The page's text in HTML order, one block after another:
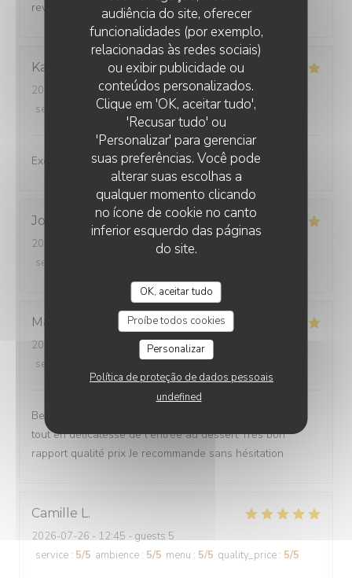
audiência do site, oferecer
funcionalidades (por exemplo,
relacionadas às redes sociais)
ou exibir publicidade ou
conteúdos personalizados.
Clique em 'OK, aceitar tudo',
'Recusar tudo' ou
'Personalizar' para gerenciar
suas preferências. Você pode
alterar suas escolhas a
qualquer momento clicando
no ícone de cookie no canto
inferior esquerdo das páginas
do site.
OK, aceitar tudo
Proíbe todos cookies
Personalizar
Política de proteção de dados pessoais
undefined
revenir🤣
Karen
2026-07-24
- 13:00 - guests 2
service
ambience:5 /5 menu:5/5 quality_price
Excellent experience!
Jocelyne M
2026-07-30
- 12:30 - guests 2
service
Marie-France
2026-07-24
- 12:15 - guests 2
service
:5/5 menu:5/5
Belle découverte Personnel agréable et discret Cuisine
tout en délicatesse de l'entrée au dessert Trés bon
rapport qualité prix Je recommande sans hésitation
Camille L
2026-07-26 - 12:45 - guests 5
service : 5/5 ambience : 5/5 menu : 5/5 quality_price : 5/5